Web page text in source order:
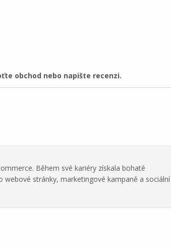
obchod nebo napište recenzi.
Během své kariéry získala bohaté
stránky, marketingové kampaně a sociální